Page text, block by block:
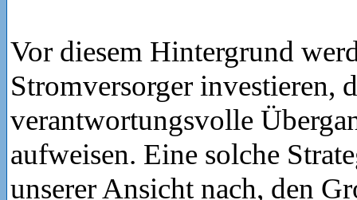
Vor diesem Hintergrund
Stromversorger investieren,
verantwortungsvolle
aufweisen. Eine solche
unserer Ansicht nach, den